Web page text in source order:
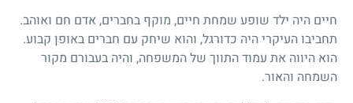
חיים היה ילד שופע שמחת חיים, מוקף בחברים, אדם חם ואוהב.
תחביבו העיקרי היה כדורגל, והוא שיחק עם חברים באופן קבוע.
הוא היווה את עמוד התווך של המשפחה, והיה בעבורם מקור
השמחה והאור.